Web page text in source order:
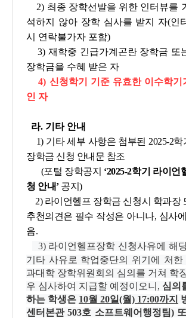
2) 최종 장학선발을 위한 인터뷰를
석하지 않아 장학 심사를 받지 자(인
시 연락불가자 포함)
3) 재학중 긴급가계곤란 장학금 또
장학금을 수혜 받은 자
4) 신청학기 기준 유효한 이수학기
인 자
라. 기타 안내
1) 기타 세부 사항은 첨부된 2025-2학
장학금 신청 안내문 참조
(포털 장학공지 ‘2025-2학기 라이언
청 안내’공지)
2) 라이언헬프 장학금 신청시 학과장
추천의견은 필수 작성은 아니나, 심사
음.
3) 라이언헬프장학 신청사유에 해
기타 사유로 학업중단의 위기에 처
과대학 장학위원회의 심의를 거쳐 학
우 심사하여 지급할 예정이오니, 심의
하는 학생은 10월 20일(월) 17:00까지
센터본관 503호 소프트웨어행정팀)